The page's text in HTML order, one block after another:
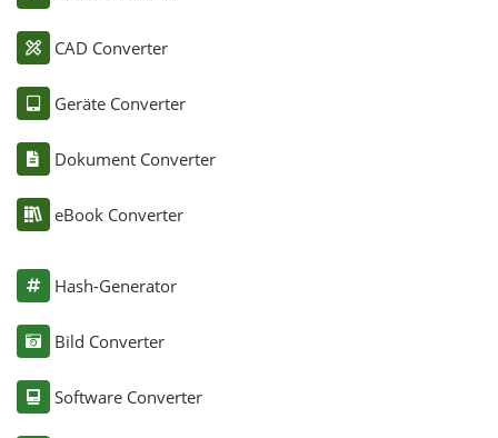
CAD Converter
Geräte Converter
Dokument Converter
eBook Converter
Hash-Generator
Bild Converter
Software Converter